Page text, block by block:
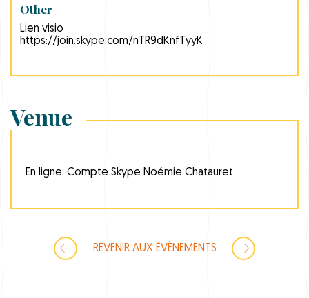
Other
Lien visio
https://join.skype.com/nTR9dKnfTyyK
Venue
En ligne: Compte Skype Noémie Chatauret
REVENIR AUX ÉVÈNEMENTS